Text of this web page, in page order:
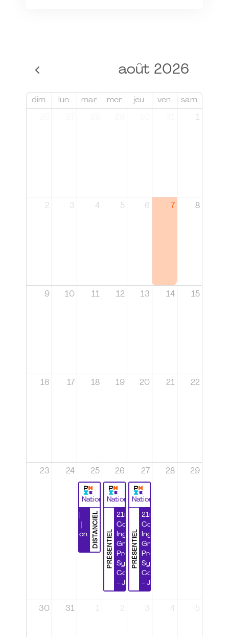
août 2026
dim. lun. mar. mer. jeu. ven. sam.
1
2 3 4 5 6 7 8
9 10 11 12 13 14 15
16 17 18 19 20 21 22
23 24 25
National
DISTANCIEL
Certification
26
National
PRÉSENTIEL
21ième
Congrès
Ingénierie
Grands
Projets et
Systèmes
Complexes
- Jour 1
27
National
PRÉSENTIEL
21ième
Congrès
Ingénierie
Grands
Projets et
Systèmes
Complexes
- Jour 2
28 29
30 31 1 2 3 4 5